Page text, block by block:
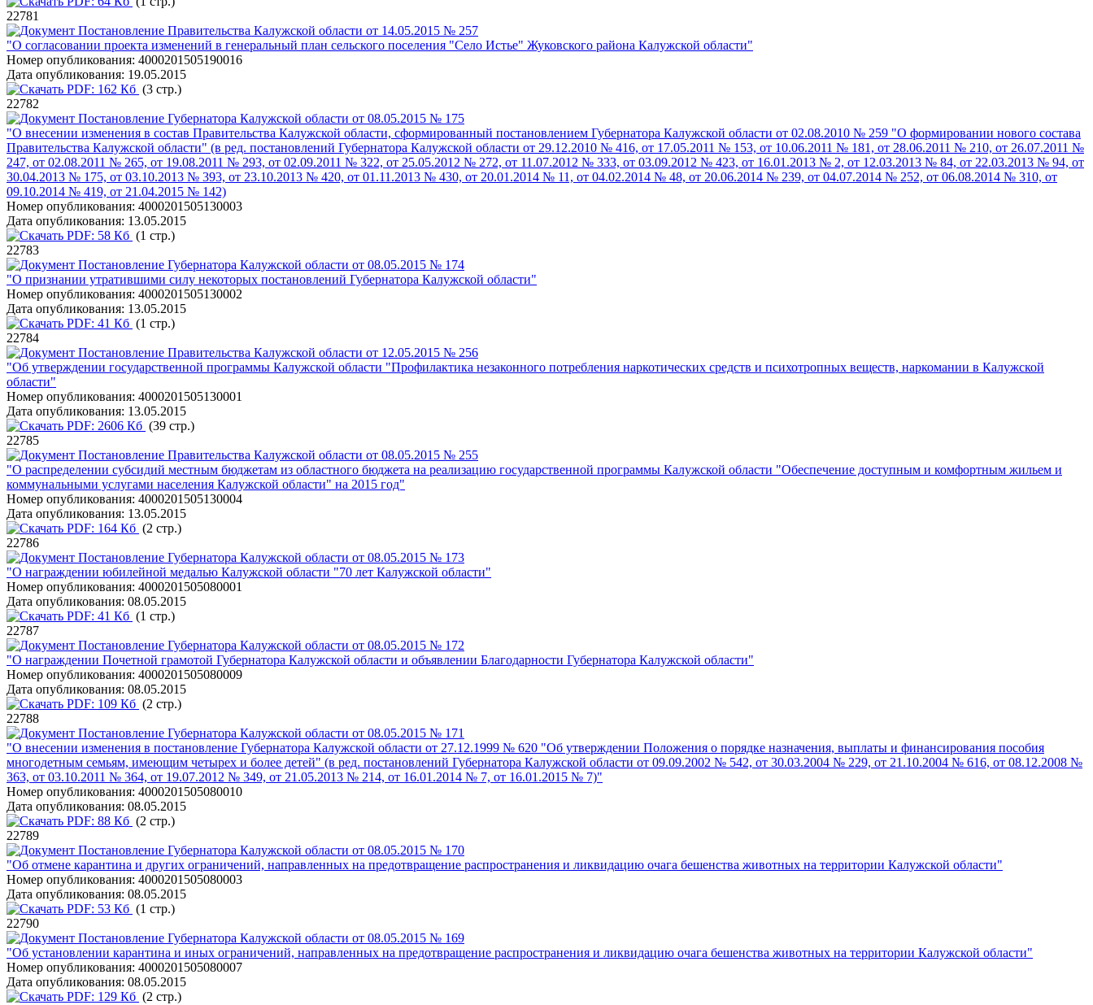
22781
Постановление Правительства Калужской области от 14.05.2015 № 257
"О согласовании проекта изменений в генеральный план сельского поселения "Село Истье" Жуковского района Калужской области"
Номер опубликования: 4000201505190016
Дата опубликования: 19.05.2015
PDF: 162 Кб (3 стр.)
22782
Постановление Губернатора Калужской области от 08.05.2015 № 175
"О внесении изменения в состав Правительства Калужской области, сформированный постановлением Губернатора Калужской области от 02.08.2010 № 259 "О формировании нового состава
Правительства Калужской области" (в ред. постановлений Губернатора Калужской области от 29.12.2010 № 416, от 17.05.2011 № 153, от 10.06.2011 № 181, от 28.06.2011 № 210, от 26.07.2011 №
247, от 02.08.2011 № 265, от 19.08.2011 № 293, от 02.09.2011 № 322, от 25.05.2012 № 272, от 11.07.2012 № 333, от 03.09.2012 № 423, от 16.01.2013 № 2, от 12.03.2013 № 84, от 22.03.2013 № 94, от
30.04.2013 № 175, от 03.10.2013 № 393, от 23.10.2013 № 420, от 01.11.2013 № 430, от 20.01.2014 № 11, от 04.02.2014 № 48, от 20.06.2014 № 239, от 04.07.2014 № 252, от 06.08.2014 № 310, от
09.10.2014 № 419, от 21.04.2015 № 142)
Номер опубликования: 4000201505130003
Дата опубликования: 13.05.2015
PDF: 58 Кб (1 стр.)
22783
Постановление Губернатора Калужской области от 08.05.2015 № 174
"О признании утратившими силу некоторых постановлений Губернатора Калужской области"
Номер опубликования: 4000201505130002
Дата опубликования: 13.05.2015
PDF: 41 Кб (1 стр.)
22784
Постановление Правительства Калужской области от 12.05.2015 № 256
"Об утверждении государственной программы Калужской области "Профилактика незаконного потребления наркотических средств и психотропных веществ, наркомании в Калужской
области"
Номер опубликования: 4000201505130001
Дата опубликования: 13.05.2015
PDF: 2606 Кб (39 стр.)
22785
Постановление Правительства Калужской области от 08.05.2015 № 255
"О распределении субсидий местным бюджетам из областного бюджета на реализацию государственной программы Калужской области "Обеспечение доступным и комфортным жильем и
коммунальными услугами населения Калужской области" на 2015 год"
Номер опубликования: 4000201505130004
Дата опубликования: 13.05.2015
PDF: 164 Кб (2 стр.)
22786
Постановление Губернатора Калужской области от 08.05.2015 № 173
"О награждении юбилейной медалью Калужской области "70 лет Калужской области"
Номер опубликования: 4000201505080001
Дата опубликования: 08.05.2015
PDF: 41 Кб (1 стр.)
22787
Постановление Губернатора Калужской области от 08.05.2015 № 172
"О награждении Почетной грамотой Губернатора Калужской области и объявлении Благодарности Губернатора Калужской области"
Номер опубликования: 4000201505080009
Дата опубликования: 08.05.2015
PDF: 109 Кб (2 стр.)
22788
Постановление Губернатора Калужской области от 08.05.2015 № 171
"О внесении изменения в постановление Губернатора Калужской области от 27.12.1999 № 620 "Об утверждении Положения о порядке назначения, выплаты и финансирования пособия
многодетным семьям, имеющим четырех и более детей" (в ред. постановлений Губернатора Калужской области от 09.09.2002 № 542, от 30.03.2004 № 229, от 21.10.2004 № 616, от 08.12.2008 №
363, от 03.10.2011 № 364, от 19.07.2012 № 349, от 21.05.2013 № 214, от 16.01.2014 № 7, от 16.01.2015 № 7)"
Номер опубликования: 4000201505080010
Дата опубликования: 08.05.2015
PDF: 88 Кб (2 стр.)
22789
Постановление Губернатора Калужской области от 08.05.2015 № 170
"Об отмене карантина и других ограничений, направленных на предотвращение распространения и ликвидацию очага бешенства животных на территории Калужской области"
Номер опубликования: 4000201505080003
Дата опубликования: 08.05.2015
PDF: 53 Кб (1 стр.)
22790
Постановление Губернатора Калужской области от 08.05.2015 № 169
"Об установлении карантина и иных ограничений, направленных на предотвращение распространения и ликвидацию очага бешенства животных на территории Калужской области"
Номер опубликования: 4000201505080007
Дата опубликования: 08.05.2015
PDF: 129 Кб (2 стр.)